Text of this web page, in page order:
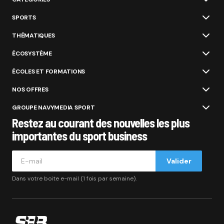
SPORTS
THÉMATIQUES
ÉCOSYSTÈME
ÉCOLES ET FORMATIONS
NOS OFFRES
GROUPE NAVYMEDIA SPORT
Restez au courant des nouvelles les plus
importantes du sport business
Valider
Dans votre boite e-mail (1 fois par semaine).